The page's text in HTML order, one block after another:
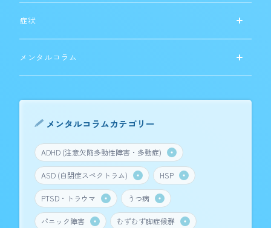
症状
メンタルコラム
メンタルコラムカテゴリー
ADHD (注意欠陥多動性障害・多動症)
ASD (自閉症スペクトラム) HSP
PTSD・トラウマ うつ病
パニック障害 むずむず脚症候群